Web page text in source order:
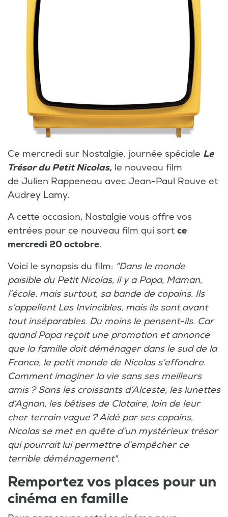
Ce mercredi sur Nostalgie, journée spéciale Le
Trésor du Petit Nicolas, le nouveau film
de Julien Rappeneau avec Jean-Paul Rouve et
Audrey Lamy.
A cette occasion, Nostalgie vous offre vos
entrées pour ce nouveau film qui sort ce
mercredi 20 octobre.
Voici le synopsis du film: "Dans le monde
paisible du Petit Nicolas, il y a Papa, Maman,
l’école, mais surtout, sa bande de copains. Ils
s’appellent Les Invincibles, mais ils sont avant
tout inséparables. Du moins le pensent-ils. Car
quand Papa reçoit une promotion et annonce
que la famille doit déménager dans le sud de la
France, le petit monde de Nicolas s’effondre.
Comment imaginer la vie sans ses meilleurs
amis ? Sans les croissants d’Alceste, les lunettes
d’Agnan, les bêtises de Clotaire, loin de leur
cher terrain vague ? Aidé par ses copains,
Nicolas se met en quête d’un mystérieux trésor
qui pourrait lui permettre d’empêcher ce
terrible déménagement".
Remportez vos places pour un
cinéma en famille